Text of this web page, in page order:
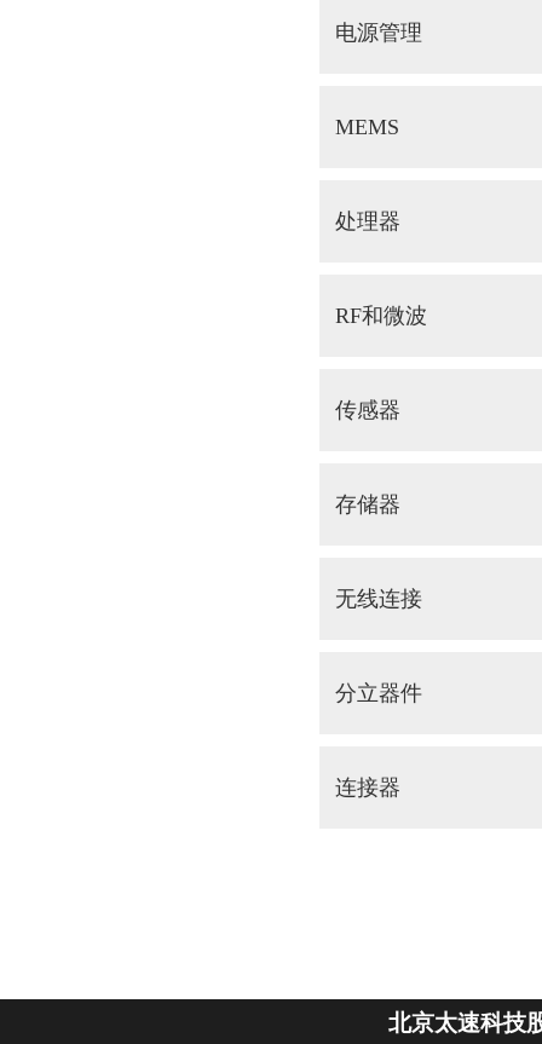
电源管理
MEMS
处理器
RF和微波
传感器
存储器
无线连接
分立器件
连接器
北京太速科技